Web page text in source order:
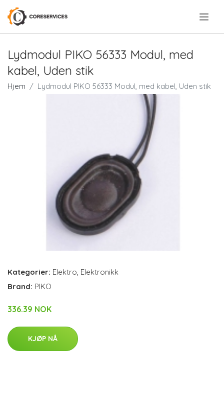
Lydmodul PIKO 56333 Modul, med
kabel, Uden stik
Hjem Lydmodul PIKO 56333 Modul, med kabel, Uden stik
Kategorier: Elektro Elektronikk
Brand: PIKO
336.39 NOK
KJØP NÅ